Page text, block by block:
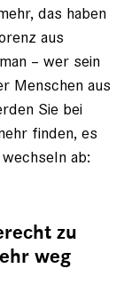
das haben
aus
– wer sein
Menschen aus
Sie bei
finden, es
ab:
zu
weg